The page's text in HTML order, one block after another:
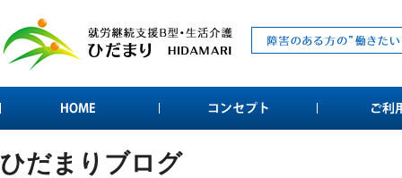
ひだまりブログ